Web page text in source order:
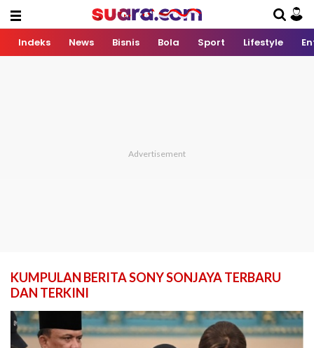
Indeks News Bisnis Bola Sport Lifestyle
KUMPULAN BERITA SONY SONJAYA TERBARU
DAN TERKINI